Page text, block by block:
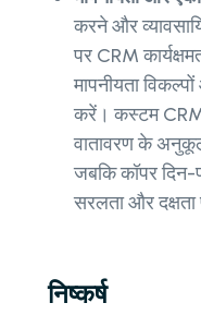
करने और
पर CRM
मापनीयता
करें। कस्टम CRM
वातावरण के
जबकि कॉपर दिन-
सरलता और दक्षता
निष्कर्ष